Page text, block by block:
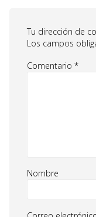
Tu dirección de
Los campos
Comentario *
Nombre